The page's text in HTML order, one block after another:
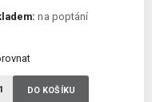
na poptání
DO KOŠÍKU